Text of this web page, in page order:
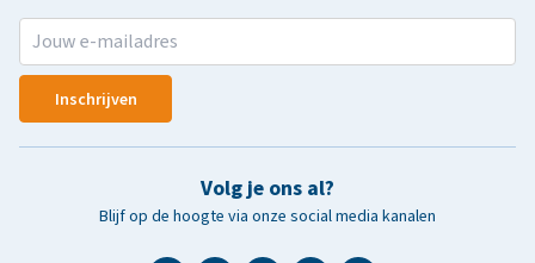
Inschrijven
Volg je ons al?
Blijf op de hoogte via onze social media kanalen